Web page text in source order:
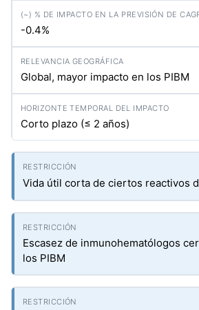
-0.4%
Global, mayor impacto en los PIBM
Corto plazo (≤ 2 años)
Vida útil corta de ciertos reactivos
Escasez de inmunohematólogos
los PIBM